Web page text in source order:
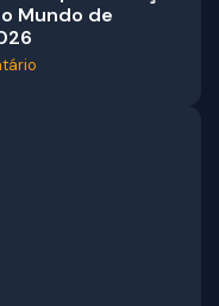
Mundo de